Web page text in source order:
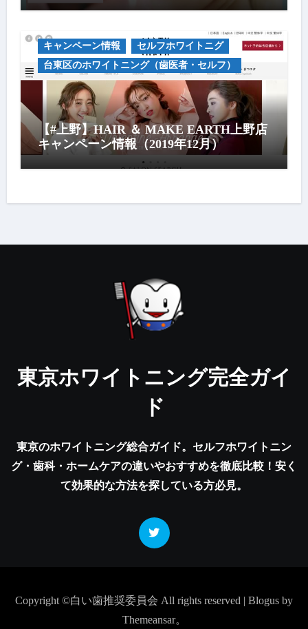
キャンペーン情報
セルフホワイトニグ
台東区のホワイトニング（歯医者・セルフ）
【#上野】HAIR ＆ MAKE EARTH上野店
キャンペーン情報（2019年12月）
東京ホワイトニング完全ガイ
ド
東京のホワイトニング総合ガイド。セルフホワイトニン
グ・歯科・ホームケアの違いやおすすめを徹底比較！安く
て効果的な方法を探している方必見。
Copyright ©白い歯推奨委員会 All rights reserved | Blogus by
Themeansar。